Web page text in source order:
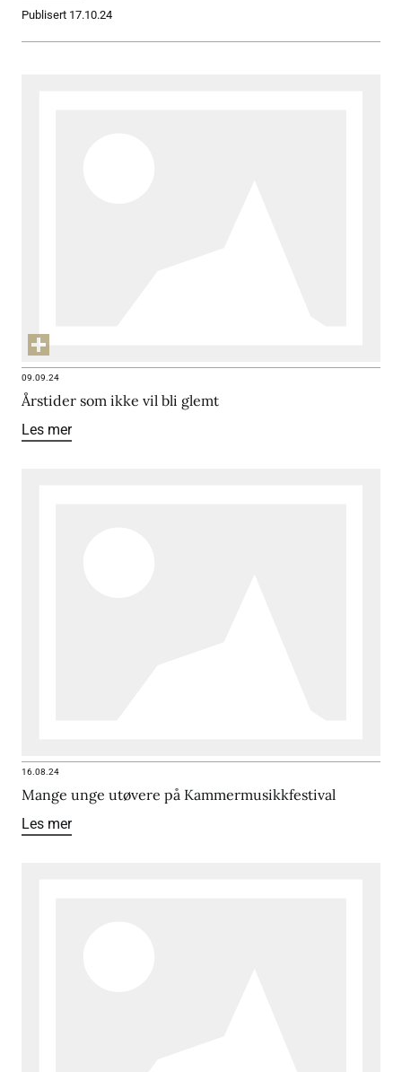
Publisert 17.10.24
09.09.24
Årstider som ikke vil bli glemt
Les mer
16.08.24
Mange unge utøvere på Kammermusikkfestival
Les mer